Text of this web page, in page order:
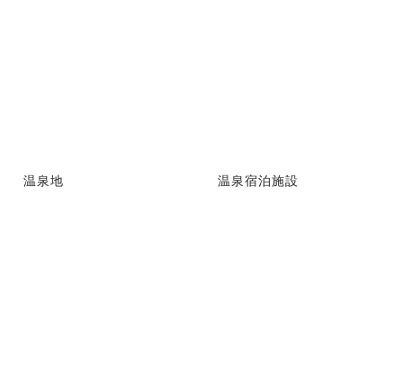
温泉地 温泉宿泊施設